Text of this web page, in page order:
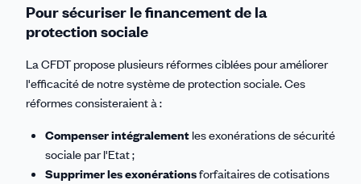
Pour sécuriser le financement de la
protection sociale
La CFDT propose plusieurs réformes ciblées pour améliorer
l'efficacité de notre système de protection sociale. Ces
réformes consisteraient à :
Compenser intégralement les exonérations de sécurité
sociale par l'Etat ;
Supprimer les exonérationsforfaitaires de cotisations